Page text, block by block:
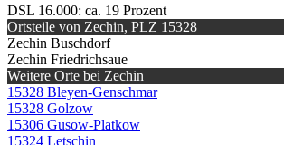
DSL 16.000: ca. 19 Prozent
Ortsteile von Zechin, PLZ 15328
Zechin Buschdorf
Zechin Friedrichsaue
Weitere Orte bei Zechin
15328 Bleyen-Genschmar
15328 Golzow
15306 Gusow-Platkow
15324 Letschin